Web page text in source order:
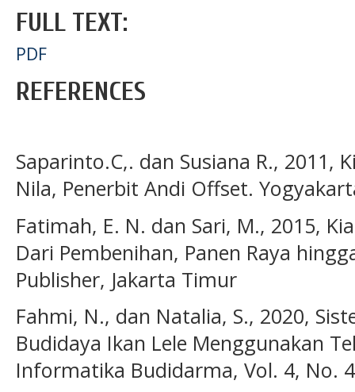
FULL TEXT:
PDF
REFERENCES
Saparinto.C,. dan Susiana R., 2011,
Nila, Penerbit Andi Offset.
Fatimah, E. N. dan Sari, M., 2015,
Dari Pembenihan, Panen Raya
Publisher, Jakarta Timur
Fahmi, N., dan Natalia, S., 2020,
Budidaya Ikan Lele Menggunakan
Informatika Budidarma, Vol. 4, No.